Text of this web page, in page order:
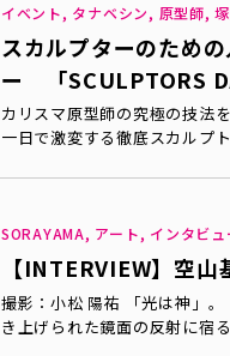
イベント, タナベシン, 原型師,
スカルプターのため
ー 「SCULPTORS
カリスマ原型師の究極の技法
一日で激変する徹底スカル
SORAYAMA, アート, インタビ
【INTERVIEW】空
撮影：小松 陽祐 「光は神」――
き上げられた鏡面の反射に宿